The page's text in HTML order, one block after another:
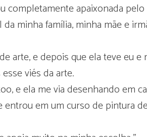
completamente apaixonada pelo
minha família, minha mãe e
arte, e depois que ela teve eu e
viés da arte.
e ela me via desenhando em
em um curso de pintura